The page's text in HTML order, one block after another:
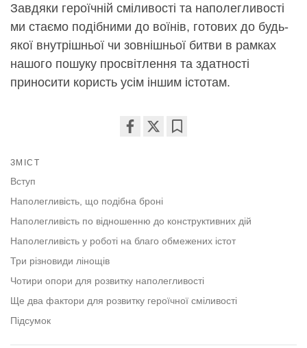
Завдяки героїчній сміливості та наполегливості
ми стаємо подібними до воїнів, готових до будь-
якої внутрішньої чи зовнішньої битви в рамках
нашого пошуку просвітлення та здатності
приносити користь усім іншим істотам.
ЗМІСТ
Вступ
Наполегливість, що подібна броні
Наполегливість по відношенню до конструктивних дій
Наполегливість у роботі на благо обмежених істот
Три різновиди лінощів
Чотири опори для розвитку наполегливості
Ще два фактори для розвитку героїчної сміливості
Підсумок